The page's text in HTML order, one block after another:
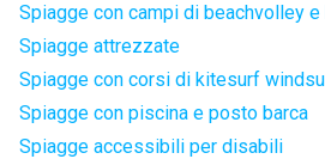
Spiagge con campi di beachvolley
Spiagge attrezzate
Spiagge con corsi di kitesurf
Spiagge con piscina e posto barca
Spiagge accessibili per disabili